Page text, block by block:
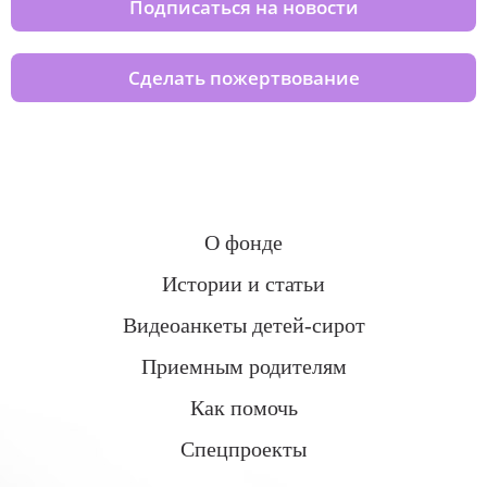
Подписаться на новости
Сделать пожертвование
О фонде
Истории и статьи
Видеоанкеты детей-сирот
Приемным родителям
Как помочь
Спецпроекты